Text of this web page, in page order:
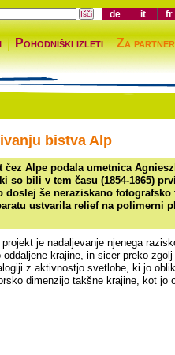
de it fr
Pohodniški izleti Za
bistva Alp
Alpe podala umetnica
so bili v tem času (1854-1865)
še neraziskano fotografsko
ustvarila relief na polimerni
je nadaljevanje njenega
krajine, in sicer preko
z aktivnostjo svetlobe, ki jo
dimenzijo takšne krajine, kot jo